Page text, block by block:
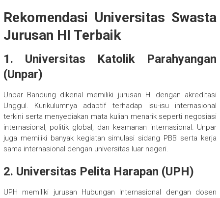
Rekomendasi Universitas Swasta
Jurusan HI Terbaik
1. Universitas Katolik Parahyangan
(Unpar)
Unpar Bandung dikenal memiliki jurusan HI dengan akreditasi
Unggul. Kurikulumnya adaptif terhadap isu-isu internasional
terkini serta menyediakan mata kuliah menarik seperti negosiasi
internasional, politik global, dan keamanan internasional. Unpar
juga memiliki banyak kegiatan simulasi sidang PBB serta kerja
sama internasional dengan universitas luar negeri.
2. Universitas Pelita Harapan (UPH)
UPH memiliki jurusan Hubungan Internasional dengan dosen